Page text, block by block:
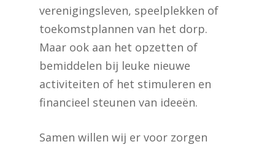
verenigingsleven, speelplekken of
toekomstplannen van het dorp.
Maar ook aan het opzetten of
bemiddelen bij leuke nieuwe
activiteiten of het stimuleren en
financieel steunen van ideeën.
Samen willen wij er voor zorgen